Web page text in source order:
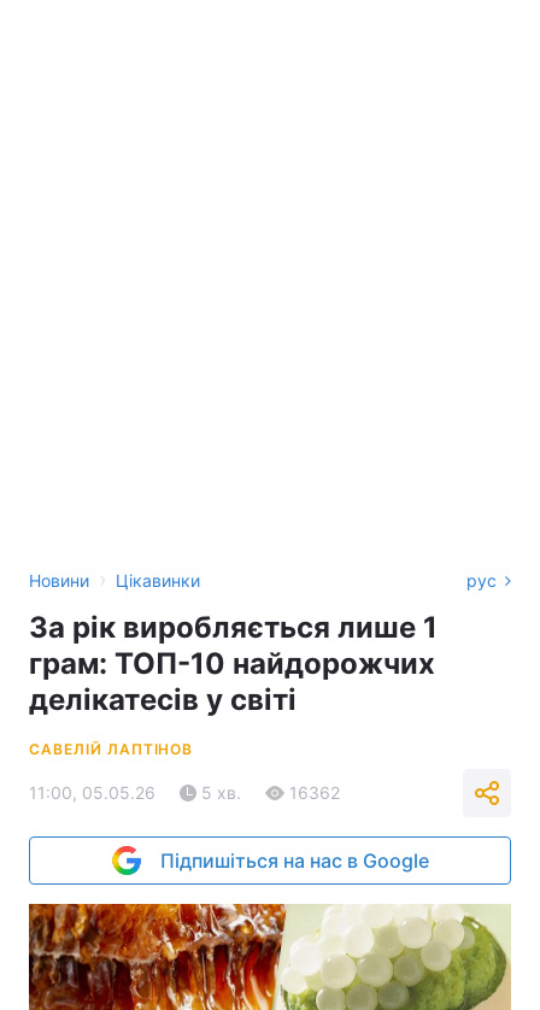
Новини › Цікавинки рус
За рік виробляється лише 1
грам: ТОП-10 найдорожчих
делікатесів у світі
САВЕЛІЙ ЛАПТІНОВ
11:00, 05.05.26 5 хв. 16362
Підпишіться на нас в Google